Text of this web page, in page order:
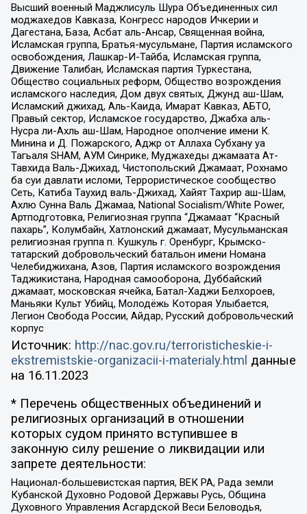
Высший военный Маджлисуль Шура Объединенных сил
моджахедов Кавказа, Конгресс народов Ичкерии и
Дагестана, База, Асбат аль-Ансар, Священная война,
Исламская группа, Братья-мусульмане, Партия исламского
освобождения, Лашкар-И-Тайба, Исламская группа,
Движение Талибан, Исламская партия Туркестана,
Общество социальных реформ, Общество возрождения
исламского наследия, Дом двух святых, Джунд аш-Шам,
Исламский джихад, Аль-Каида, Имарат Кавказ, АБТО,
Правый сектор, Исламское государство, Джабха аль-
Нусра ли-Ахль аш-Шам, Народное ополчение имени К.
Минина и Д. Пожарского, Аджр от Аллаха Субхану уа
Тагьаля SHAM, АУМ Синрике, Муджахеды джамаата Ат-
Тавхида Валь-Джихад, Чистопольский Джамаат, Рохнамо
ба суи давлати исломи, Террористическое сообщество
Сеть, Катиба Таухид валь-Джихад, Хайят Тахрир аш-Шам,
Ахлю Сунна Валь Джамаа, National Socialism/White Power,
Артподготовка, Религиозная группа “Джамаат “Красный
пахарь”, Колумбайн, Хатлонский джамаат, Мусульманская
религиозная группа п. Кушкуль г. Оренбург, Крымско-
татарский добровольческий батальон имени Номана
Челебиджихана, Азов, Партия исламского возрождения
Таджикистана, Народная самооборона, Дуббайский
джамаат, московская ячейка, Батал-Хаджи Белхороев,
Маньяки Культ Убийц, Молодёжь Которая Улыбается,
Легион Свобода России, Айдар, Русский добровольческий
корпус
Источник: http://nac.gov.ru/terroristicheskie-i-
ekstremistskie-organizacii-i-materialy.html данные
на 16.11.2023
* Перечень общественных объединений и
религиозных организаций в отношении
которых судом принято вступившее в
законную силу решение о ликвидации или
запрете деятельности:
Национал-большевистская партия, ВЕК РА, Рада земли
Кубанской Духовно Родовой Державы Русь, Община
Духовного Управления Асгардской Веси Беловодья,